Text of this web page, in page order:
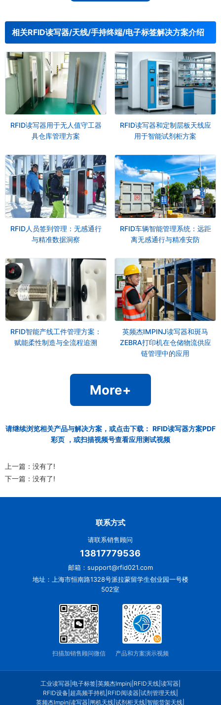
相关RFID读写器/天线/手持终端/电子标签解决方案介绍
RFID读写器用于无人值守工器
具仓库管理方案
RFID读写器和定制层板天线应
用于智能试剂柜方案
RFID人员签到管理：无感通行
与精准数据洞察
RFID车辆智能管理系统：远距
离无感通行与精准安防
RFID智能产线工件管理方案：
赋能柔性制造与全流程追溯
英频杰IMPINJ读写器和斑马
ZEBRA打印机在仓储物流供应
链管理中的应用
More+
请继续浏览相关产品与解决方案，或点击下载： RFID读写器方案PDF
彩页 ，或扫描视频号查看应用测试视频
上一篇：没有了!
下一篇：没有了!
联系方式
请联系销售顾问
13817779536
邮箱：support@rfid021.com
地址：上海市恒南路1328号派拉蒙留学生创业园一号楼
502室
扫描加销售顾问微信 产品和方案演示视频
工业读写器| 电子标签| 英频杰Impinj RFID天线| 读写器|
RFID设备| 超高频手持机| RFID阅读器| 试剂管理天线|
英频杰Impinj读写器 |闸机天线 |试剂柜天线 |智能货架天线